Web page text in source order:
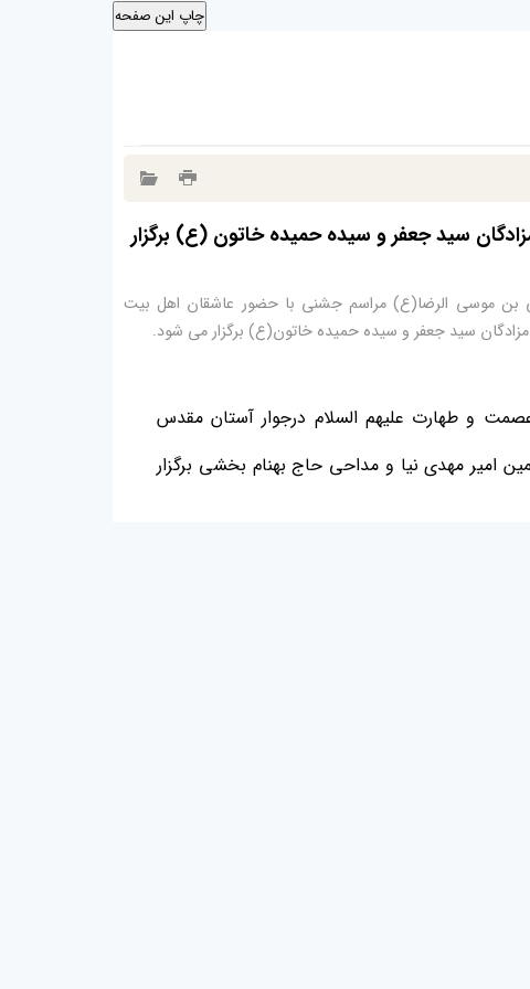
سید جعفر و سیده حمیده خاتون (ع) برگزار
بن موسی الرضا(ع) مراسم جشنی با حضور عاشقان اهل بیت
سید جعفر و سیده حمیده خاتون(ع) برگزار می شود.
و طهارت علیهم السلام درجوار آستان مقدس
والمسلمین امیر مهدی نیا و مداحی حاج بهنام بخشی برگزار